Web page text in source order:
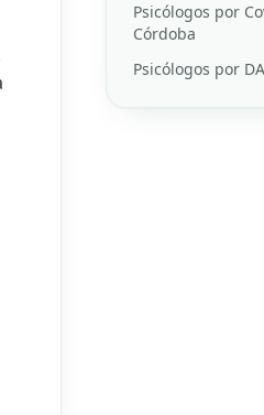
Psicólogos por
Córdoba
Psicólogos por